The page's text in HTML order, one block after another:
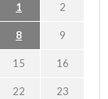
1 2
8 9
15 16
22 23